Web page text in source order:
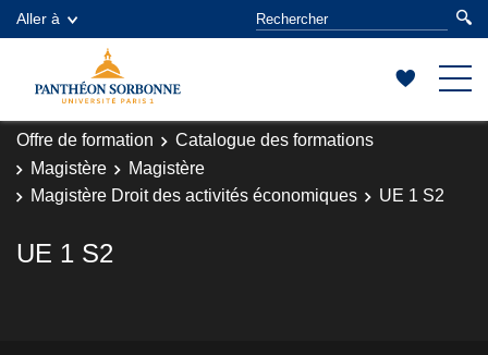
Aller à
Offre de formation
Catalogue des formations
Magistère
Magistère
Magistère Droit des activités économiques
UE 1 S2
UE 1 S2